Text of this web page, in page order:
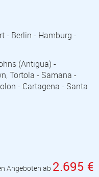
- Berlin - Hamburg -
(Antigua) -
Tortola - Samana -
- Cartagena - Santa
Angeboten ab 2.695 €